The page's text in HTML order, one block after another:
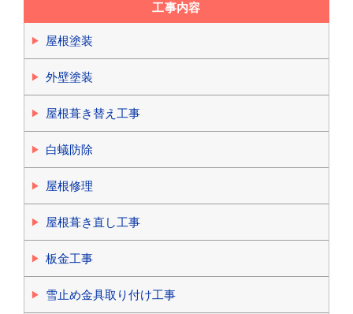
工事内容
屋根塗装
外壁塗装
屋根葺き替え工事
白蟻防除
屋根修理
屋根葺き直し工事
板金工事
雪止め金具取り付け工事